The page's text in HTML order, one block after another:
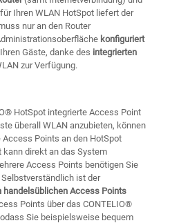
Ihren WLAN HotSpot liefert der
nur an den Router
konfiguriert
Gäste, danke des integrierten
zur Verfügung.
HotSpot integrierte Access Point
überall WLAN anzubieten, können
Points an den HotSpot
direkt an das System
Access Points benötigen Sie
ist der
handelsüblichen Access Points
Points über das CONTELIO®
Sie beispielsweise bequem